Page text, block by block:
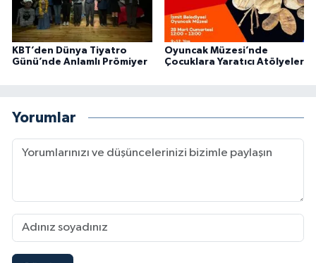
KBT’den Dünya Tiyatro
Günü’nde Anlamlı Prömiyer
Oyuncak Müzesi’nde
Çocuklara Yaratıcı Atölyeler
Yorumlar